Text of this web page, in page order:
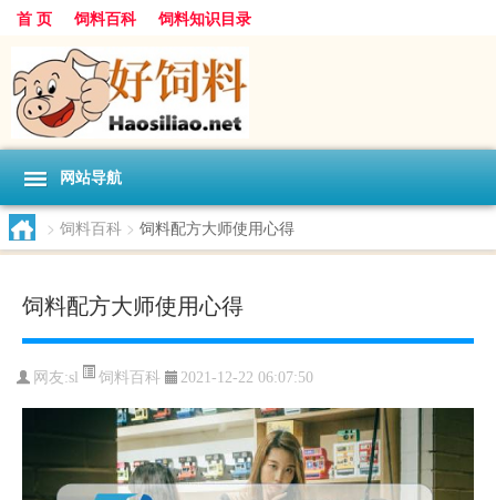
首 页 饲料百科 饲料知识目录
网站导航
> 饲料百科 > 饲料配方大师使用心得
饲料配方大师使用心得
网友:sl 饲料百科 2021-12-22 06:07:50